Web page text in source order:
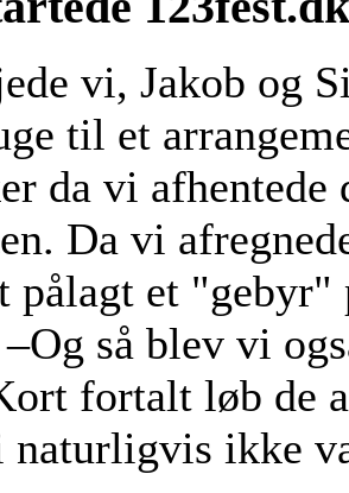
vi, Jakob og
til et
da vi afhentede
Da vi
pålagt et
så blev vi
fortalt løb de
ikke